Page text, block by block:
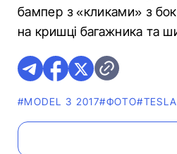
бампер з «кликами» з
на кришці багажника та
#MODEL 3 2017#ФОТО#TESLA